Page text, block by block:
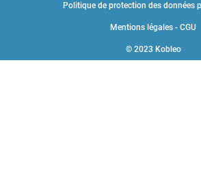
© 2023 Kobleo
Mentions légales - CGU
Politique de protection des données